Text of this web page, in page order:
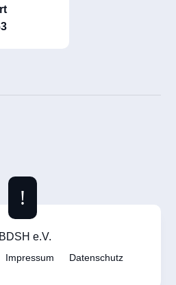
!
e.V.
Impressum Datenschutz